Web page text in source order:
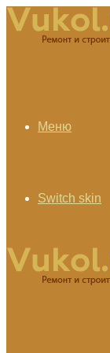
Меню
Switch skin